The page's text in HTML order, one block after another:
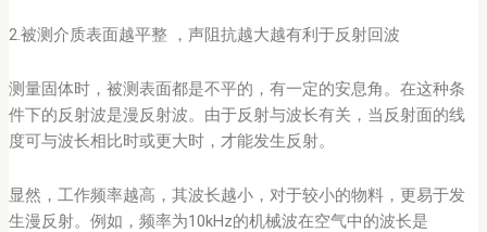
2.被测介质表面越平整 ，声阻抗越大越有利于反射回波
测量固体时，被测表面都是不平的，有一定的安息角。在这种条
件下的反射波是漫反射波。由于反射与波长有关，当反射面的线
度可与波长相比时或更大时，才能发生反射。
显然，工作频率越高，其波长越小，对于较小的物料，更易于发
生漫反射。例如，频率为10kHz的机械波在空气中的波长是